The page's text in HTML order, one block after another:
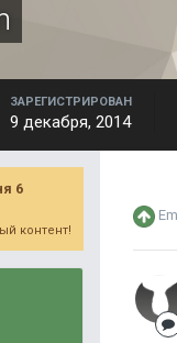
ЗАРЕГИСТРИРОВАН
9 декабря, 2014
6
контент!